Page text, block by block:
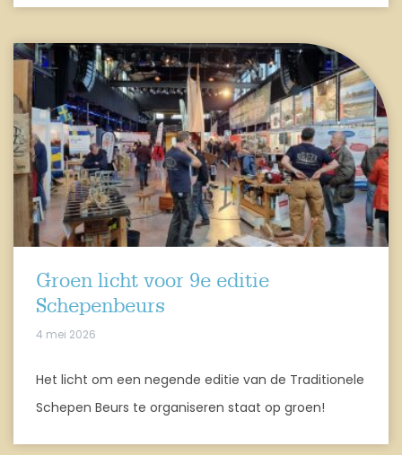
Groen licht voor 9e editie
Schepenbeurs
4 mei 2026
Het licht om een negende editie van de Traditionele
Schepen Beurs te organiseren staat op groen!